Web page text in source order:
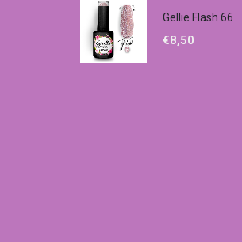
Gellie Flash 66
€8,50